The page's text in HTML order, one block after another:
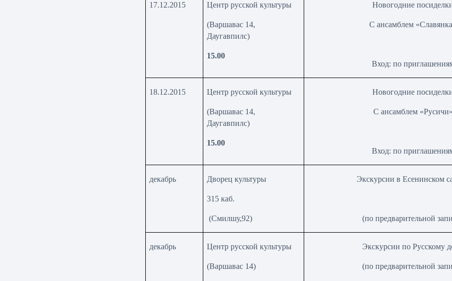
17.1 2.2015 Центр русской культуры
(Варшавас 14,
Даугавпилс)
15.00
Новогодние
С ансамблем
Вход: по
18.12.2015 Центр русской культуры
(Варшавас 14,
Даугавпилс)
15.00
Новогодние
С ансамблем «Русичи»
Вход: по
декабрь Дворец культуры
315 каб.
(Смилшу,92)
Экскурсии в Есенинском
(по предварительной
декабрь Центр русской культуры
(Варшавас 14)
Экскурсии по Русскому
(по предварительной